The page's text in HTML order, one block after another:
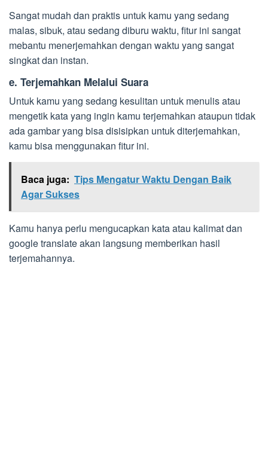
Sangat mudah dan praktis untuk kamu yang sedang
malas, sibuk, atau sedang diburu waktu, fitur ini sangat
mebantu menerjemahkan dengan waktu yang sangat
singkat dan instan.
e. Terjemahkan Melalui Suara
Untuk kamu yang sedang kesulitan untuk menulis atau
mengetik kata yang ingin kamu terjemahkan ataupun tidak
ada gambar yang bisa disisipkan untuk diterjemahkan,
kamu bisa menggunakan fitur ini.
Baca juga: Tips Mengatur Waktu Dengan Baik
Agar Sukses
Kamu hanya perlu mengucapkan kata atau kalimat dan
google translate akan langsung memberikan hasil
terjemahannya.